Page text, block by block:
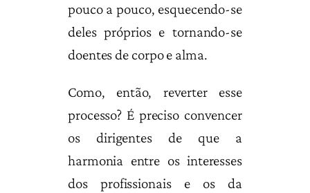
pouco a pouco, esquecendo-se
deles próprios e tornando-se
doentes de corpo e alma.
Como, então, reverter esse
processo? É preciso convencer
os dirigentes de que a
harmonia entre os interesses
dos profissionais e os da